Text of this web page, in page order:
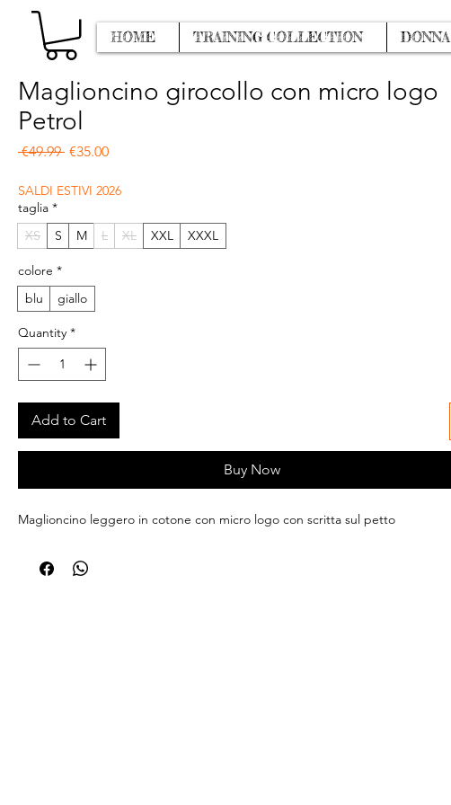
HOME TRAINING COLLECTION DONNA
Maglioncino girocollo con micro logo
Petrol
€49.99 Regular Price
€35.00Sale Price
SALDI ESTIVI 2026
taglia *
XS
S M L XL XXL XXXL
colore *
blu
giallo
Quantity *
Add to Cart
Buy Now
Maglioncino leggero in cotone con micro logo con scritta sul petto